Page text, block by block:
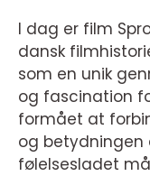
I dag er film
dansk
som en unik
og fascination
formået at
og betydningen
følelsesladet